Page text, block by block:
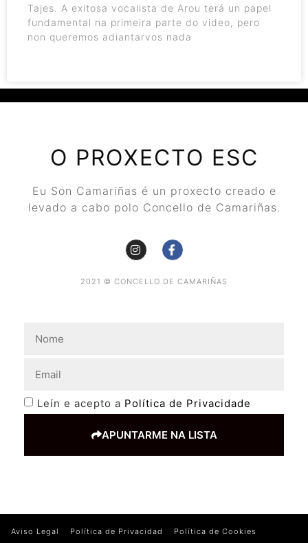
Tajes. A exitosa vocalista de Arou terá un papel
fundamental na primeira parte do video, pero
non queremos adiantarvos nada
O PROXECTO ESC
Eu Son Camariñas é un proxecto creado e
levado a cabo polo Concello de Camariñas.
2021 © CONCELLO DE CAMARIÑAS
Leín e acepto a Política de Privacidade
APUNTARME NA LISTA
Aviso Legal Política de Privacidad Política de Cookies